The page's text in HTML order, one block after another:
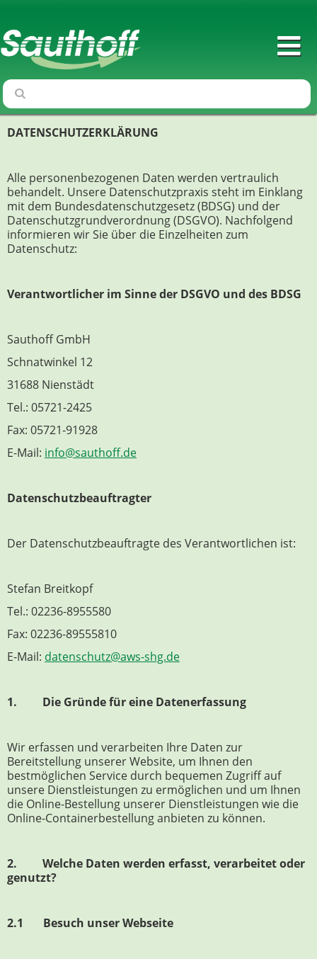
DATENSCHUTZERKLÄRUNG
Alle personenbezogenen Daten werden vertraulich
behandelt. Unsere Datenschutzpraxis steht im Einklang
mit dem Bundesdatenschutzgesetz (BDSG) und der
Datenschutzgrundverordnung (DSGVO). Nachfolgend
informieren wir Sie über die Einzelheiten zum
Datenschutz:
Verantwortlicher im Sinne der DSGVO und des BDSG
Sauthoff GmbH
Schnatwinkel 12
31688 Nienstädt
Tel.: 05721-2425
Fax: 05721-91928
E-Mail: info@sauthoff.de
Datenschutzbeauftragter
Der Datenschutzbeauftragte des Verantwortlichen ist:
Stefan Breitkopf
Tel.: 02236-8955580
Fax: 02236-89555810
E-Mail: datenschutz@aws-shg.de
1. Die Gründe für eine Datenerfassung
Wir erfassen und verarbeiten Ihre Daten zur
Bereitstellung unserer Website, um Ihnen den
bestmöglichen Service durch bequemen Zugriff auf
unsere Dienstleistungen zu ermöglichen und um Ihnen
die Online-Bestellung unserer Dienstleistungen wie die
Online-Containerbestellung anbieten zu können.
2. Welche Daten werden erfasst, verarbeitet oder
genutzt?
2.1 Besuch unser Webseite